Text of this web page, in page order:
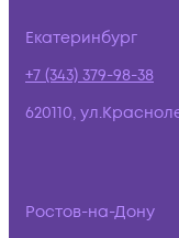
Екатеринбург
+7 (343) 379-98-38
620110,
Ростов-на-Дону